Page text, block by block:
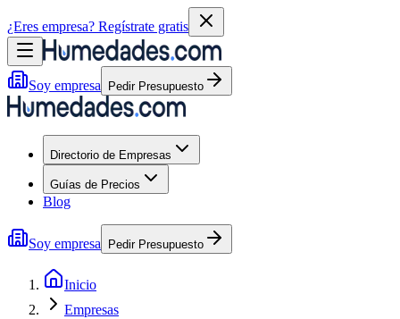
¿Eres empresa? Regístrate gratis
Soy empresa Pedir Presupuesto
Directorio de Empresas
Guías de Precios
Blog
Soy empresa Pedir Presupuesto
Inicio
Empresas